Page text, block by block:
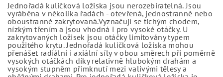
Jednořadá kuličková ložiska jsou nerozebíratelná. Jsou
vyráběna v několika řadách - otevřená, jednostranně nebo
oboustranně zakrytovaná.Vyznačují se tichým chodem,
nízkým třením a jsou vhodná i pro vysoké otáčky. U
zakrytovaných ložisek jsou otáčky limitovány typem
použitého krytu. Jednořadá kuličková ložiska mohou
přenášet radiální i axiální síly v obou směrech při poměrně
vysokých otáčkách díky relativně hlubokým drahám a
vysokým stupněm přimknutí mezi valivými tělesy a